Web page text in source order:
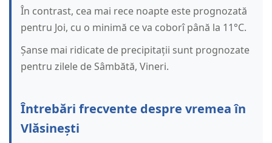
În contrast, cea mai rece noapte este prognozată
pentru Joi, cu o minimă ce va coborî până la 11°C.
Șanse mai ridicate de precipitații sunt prognozate
pentru zilele de Sâmbătă, Vineri.
Întrebări frecvente despre vremea în
Vlăsinești